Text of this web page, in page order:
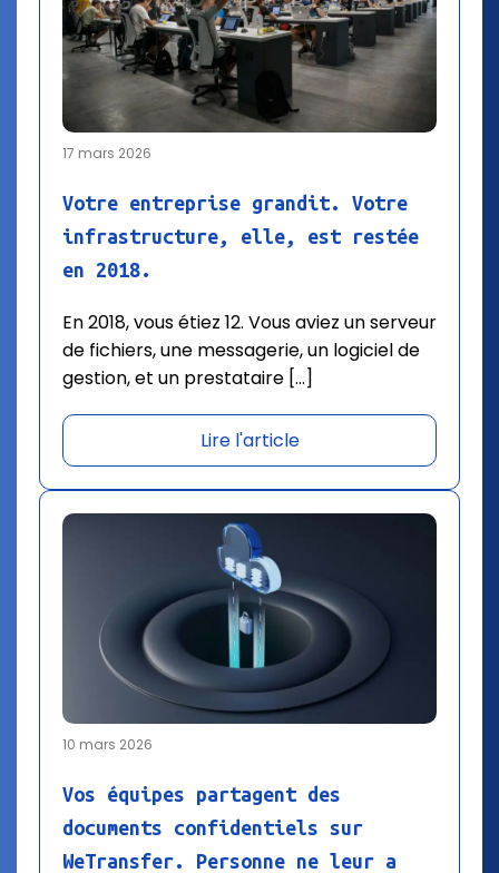
17 mars 2026
Votre entreprise grandit. Votre
infrastructure, elle, est restée
en 2018.
En 2018, vous étiez 12. Vous aviez un serveur
de fichiers, une messagerie, un logiciel de
gestion, et un prestataire […]
Lire l'article
10 mars 2026
Vos équipes partagent des
documents confidentiels sur
WeTransfer. Personne ne leur a